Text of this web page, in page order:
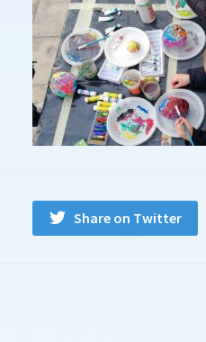
Share on Twitter